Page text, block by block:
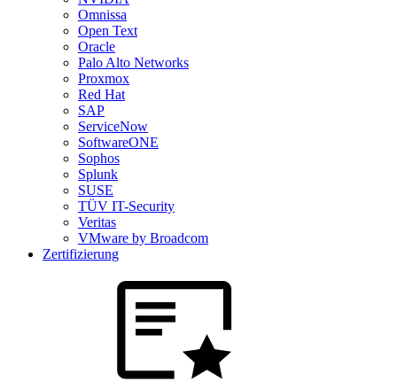
Omnissa
Open Text
Oracle
Palo Alto Networks
Proxmox
Red Hat
SAP
ServiceNow
SoftwareONE
Sophos
Splunk
SUSE
TÜV IT-Security
Veritas
VMware by Broadcom
Zertifizierung